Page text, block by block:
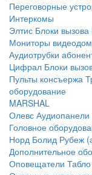
Переговорные
Интеркомы
Элтис Блоки вызова
Мониторы
Аудиотрубки
Цифрал Блоки
Пульты консъержа
оборудование
MARSHAL
Олевс Аудиопанели
Головное
Норд Болид Рубеж
Дополнительное
Оповещатели Табло